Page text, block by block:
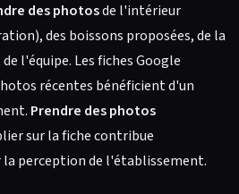
des photosde l'intérieur
des boissons proposées, de la
l'équipe. Les fiches Google
récentes bénéficient d'un
Prendre des photos
sur la fiche contribue
perception de l'établissement.